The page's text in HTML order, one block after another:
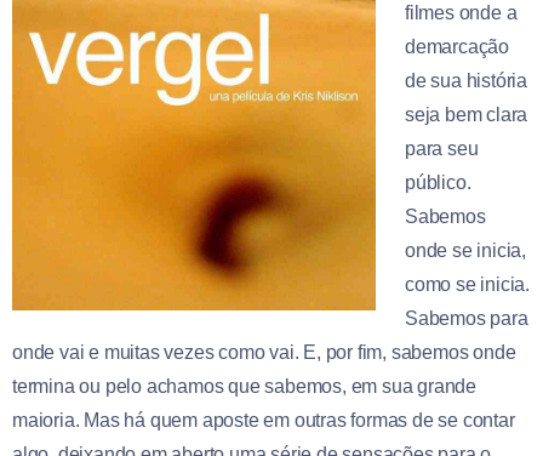
filmes onde a
demarcação
de sua história
seja bem clara
para seu
público.
Sabemos
onde se inicia,
como se inicia.
Sabemos para
onde vai e muitas vezes como vai. E, por fim, sabemos onde
termina ou pelo achamos que sabemos, em sua grande
maioria. Mas há quem aposte em outras formas de se contar